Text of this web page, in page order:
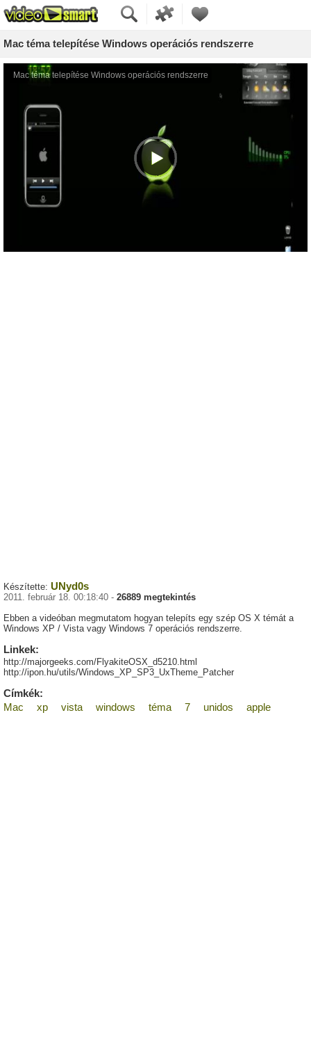
Mac téma telepítése Windows operációs rendszerre
Készítette: UNyd0s
2011. február 18. 00:18:40 - 26889 megtekintés
Ebben a videóban megmutatom hogyan telepíts egy szép OS X témát a
Windows XP / Vista vagy Windows 7 operációs rendszerre.
Linkek:
http://majorgeeks.com/FlyakiteOSX_d5210.html
http://ipon.hu/utils/Windows_XP_SP3_UxTheme_Patcher
Címkék:
Mac
xp vista windows téma 7 unidos apple